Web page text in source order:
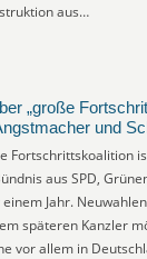
aus…
„große
und
Fortschrittskoalition
aus SPD,
Jahr.
späteren Kanzler
vor allem in